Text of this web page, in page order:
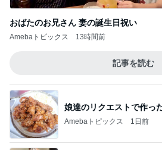
おばたのお兄さん 妻の誕生日祝い
Amebaトピックス 13時間前
記事を読む
娘達のリクエストで作っ
Amebaトピックス 1日前